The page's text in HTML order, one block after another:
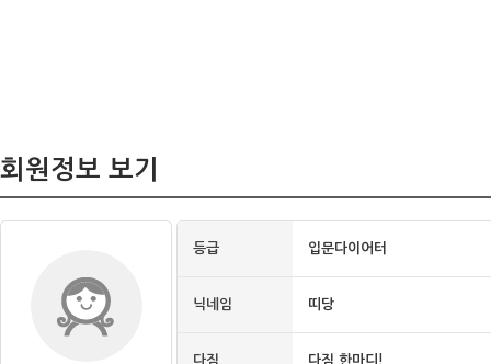
회원정보 보기
등급 입문다이어터
닉네임 띠당
다짐 다짐 한마디!